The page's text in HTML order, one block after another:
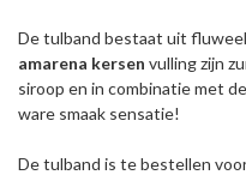
De tulband bestaat uit
amarena kersen vulling zijn
siroop en in combinatie met de
ware smaak sensatie!
De tulband is te bestellen